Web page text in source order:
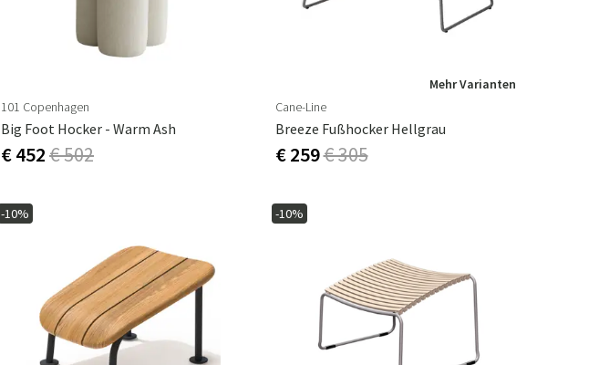
101 Copenhagen
Big Foot Hocker - Warm Ash
€ 452€ 502
Mehr Varianten
Cane-Line
Breeze Fußhocker Hellgrau
€ 259€ 305
-10% -10%